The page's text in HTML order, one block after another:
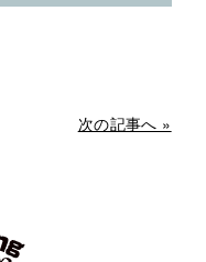
次の記事へ »